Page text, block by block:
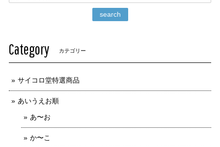
search
Category カテゴリー
サイコロ堂特選商品
あいうえお順
あ〜お
か〜こ